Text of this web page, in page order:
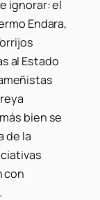
ignorar: el
Endara,
al Estado
bien se
de la
con